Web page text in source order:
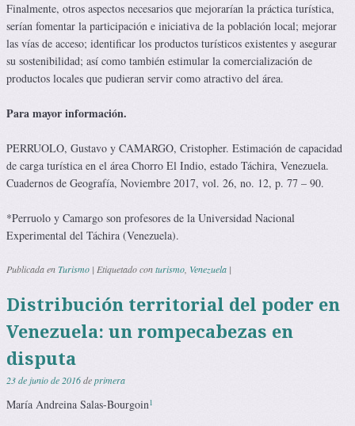
Finalmente, otros aspectos necesarios que mejorarían la práctica turística,
serían fomentar la participación e iniciativa de la población local; mejorar
las vías de acceso; identificar los productos turísticos existentes y asegurar
su sostenibilidad; así como también estimular la comercialización de
productos locales que pudieran servir como atractivo del área.
Para mayor información.
PERRUOLO, Gustavo y CAMARGO, Cristopher. Estimación de capacidad
de carga turística en el área Chorro El Indio, estado Táchira, Venezuela.
Cuadernos de Geografía, Noviembre 2017, vol. 26, no. 12, p. 77 – 90.
*Perruolo y Camargo son profesores de la Universidad Nacional
Experimental del Táchira (Venezuela).
Publicada enTurismo | Etiquetado conturismo, Venezuela |
Distribución territorial del poder en
Venezuela: un rompecabezas en
disputa
23 de junio de 2016deprimera
María Andreina Salas-Bourgoin1